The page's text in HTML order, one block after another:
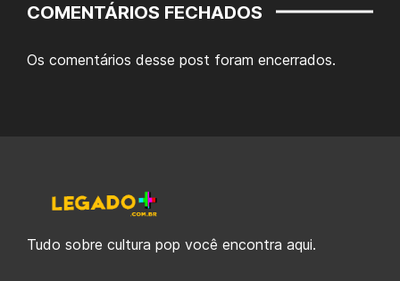
COMENTÁRIOS FECHADOS
Os comentários desse post foram encerrados.
Tudo sobre cultura pop você encontra aqui.